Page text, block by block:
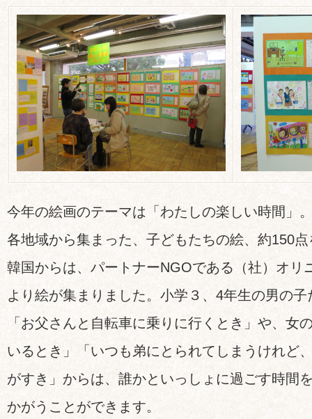
今年の絵画のテーマは「わたしの楽しい時間」
各地域から集まった、子どもたちの絵、約150
韓国からは、パートナーNGOである（社）オリ
より絵が集まりました。小学３、4年生の男の
「お父さんと自転車に乗りに行くとき」や、女
いるとき」「いつも弟にとられてしまうけれど
がすき」からは、誰かといっしょに過ごす時間
かがうことができます。